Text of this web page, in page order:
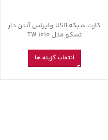
کارت شبکه USB وایرلس آنتن دار
تسکو مدل TW 1010
انتخاب گزینه ها